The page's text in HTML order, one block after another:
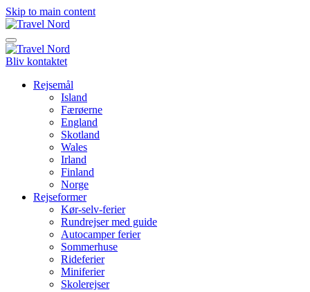
Skip to main content
Bliv kontaktet
Rejsemål
Island
Færøerne
England
Skotland
Wales
Irland
Finland
Norge
Rejseformer
Kør-selv-ferier
Rundrejser med guide
Autocamper ferier
Sommerhuse
Rideferier
Miniferier
Skolerejser